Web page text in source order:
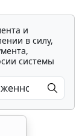
и
в силу,
системы